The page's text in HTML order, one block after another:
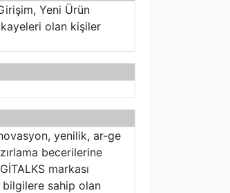
Yeni Ürün
olan kişiler
yenilik, ar-ge
becerilerine
markası
bilgilere sahip olan